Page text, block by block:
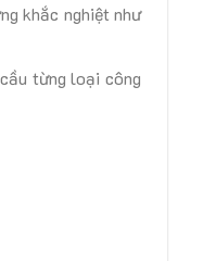
khắc nghiệt như
từng loại công